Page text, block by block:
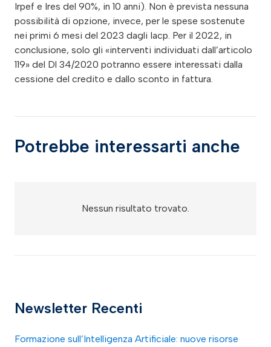
Irpef e Ires del 90%, in 10 anni). Non è prevista nessuna
possibilità di opzione, invece, per le spese sostenute
nei primi 6 mesi del 2023 dagli Iacp. Per il 2022, in
conclusione, solo gli «interventi individuati dall’articolo
119» del Dl 34/2020 potranno essere interessati dalla
cessione del credito e dallo sconto in fattura.
Potrebbe interessarti anche
Nessun risultato trovato.
Newsletter Recenti
Formazione sull’Intelligenza Artificiale: nuove risorse